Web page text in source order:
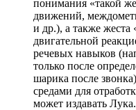
понимания «такой
движений,
и др.), а также жеста
двигательной
речевых навыков
только после
шарика после
средами для
может издавать Лука.